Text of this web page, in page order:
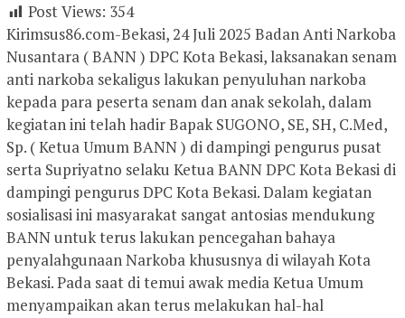
Post Views: 354
Kirimsus86.com-Bekasi, 24 Juli 2025 Badan Anti Narkoba
Nusantara ( BANN ) DPC Kota Bekasi, laksanakan senam
anti narkoba sekaligus lakukan penyuluhan narkoba
kepada para peserta senam dan anak sekolah, dalam
kegiatan ini telah hadir Bapak SUGONO, SE, SH, C.Med,
Sp. ( Ketua Umum BANN ) di dampingi pengurus pusat
serta Supriyatno selaku Ketua BANN DPC Kota Bekasi di
dampingi pengurus DPC Kota Bekasi. Dalam kegiatan
sosialisasi ini masyarakat sangat antosias mendukung
BANN untuk terus lakukan pencegahan bahaya
penyalahgunaan Narkoba khususnya di wilayah Kota
Bekasi. Pada saat di temui awak media Ketua Umum
menyampaikan akan terus melakukan hal-hal